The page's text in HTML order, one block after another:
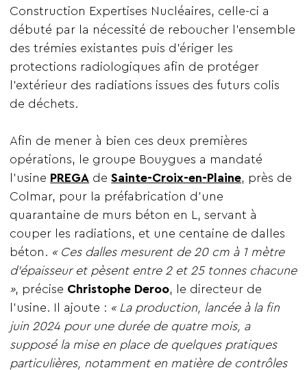
Construction Expertises Nucléaires, celle-ci a
débuté par la nécessité de reboucher l’ensemble
des trémies existantes puis d’ériger les
protections radiologiques afin de protéger
l’extérieur des radiations issues des futurs colis
de déchets.
Afin de mener à bien ces deux premières
opérations, le groupe Bouygues a mandaté
l’usine PREGA deSainte-Croix-en-Plaine, près de
Colmar, pour la préfabrication d’une
quarantaine de murs béton en L, servant à
couper les radiations, et une centaine de dalles
béton. « Ces dalles mesurent de 20 cm à 1 mètre
d’épaisseur et pèsent entre 2 et 25 tonnes chacune
», précise Christophe Deroo, le directeur de
l’usine. Il ajoute : « La production, lancée à la fin
juin 2024 pour une durée de quatre mois, a
supposé la mise en place de quelques pratiques
particulières, notamment en matière de contrôles